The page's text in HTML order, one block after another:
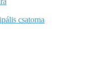
csatorna